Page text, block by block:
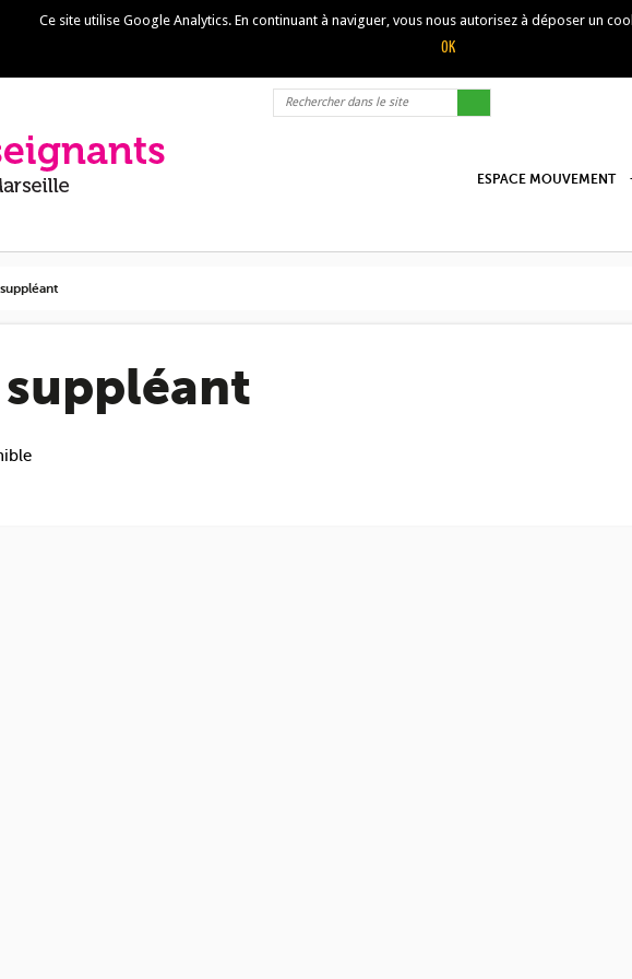
Ce site utilise Google Analytics. En continuant à naviguer, vous nous autorisez à déposer un
ESPACE MOUVEMENT
suppléant